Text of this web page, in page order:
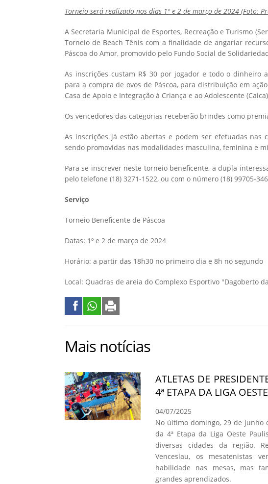
Torneio será realizado nos dias 1º e 2 de março de 2024 (Foto:
A Secretaria Municipal de Esportes, Recreação e Turismo
Torneio de Beach Tênis com a finalidade de angariar
Páscoa do Amor, promovido pelo Fundo Social de
As inscrições custam R$ 30 por jogador e todo o dinheiro
para a compra de ovos de Páscoa, para distribuição em
Casa de Apoio e Integração à Criança e ao Adolescente
Os vencedores das categorias receberão brindes como
As inscrições já estão abertas e podem ser efetuadas nas
sendo promovidas nas modalidades masculina, feminina e
Para se inscrever neste torneio beneficente, a dupla
pelo telefone (18) 3271-1522, ou com o número (18) 99705-
Serviço
Torneio Beneficente de Páscoa
Datas: 1º e 2 de março de 2024
Horário: a partir das 18h30 no primeiro dia e 8h no segundo
Local: Quadras de areia do Complexo Esportivo "Dagoberto
Mais notícias
ATLETAS DE
4ª ETAPA DA LIGA
04/07/2025
No último domingo, 29 de junho
da 4ª Etapa da Liga Oeste
diversas cidades da região.
Venceslau, os mesatenistas
habilidade nas mesas, mas
grandes aprendizados.